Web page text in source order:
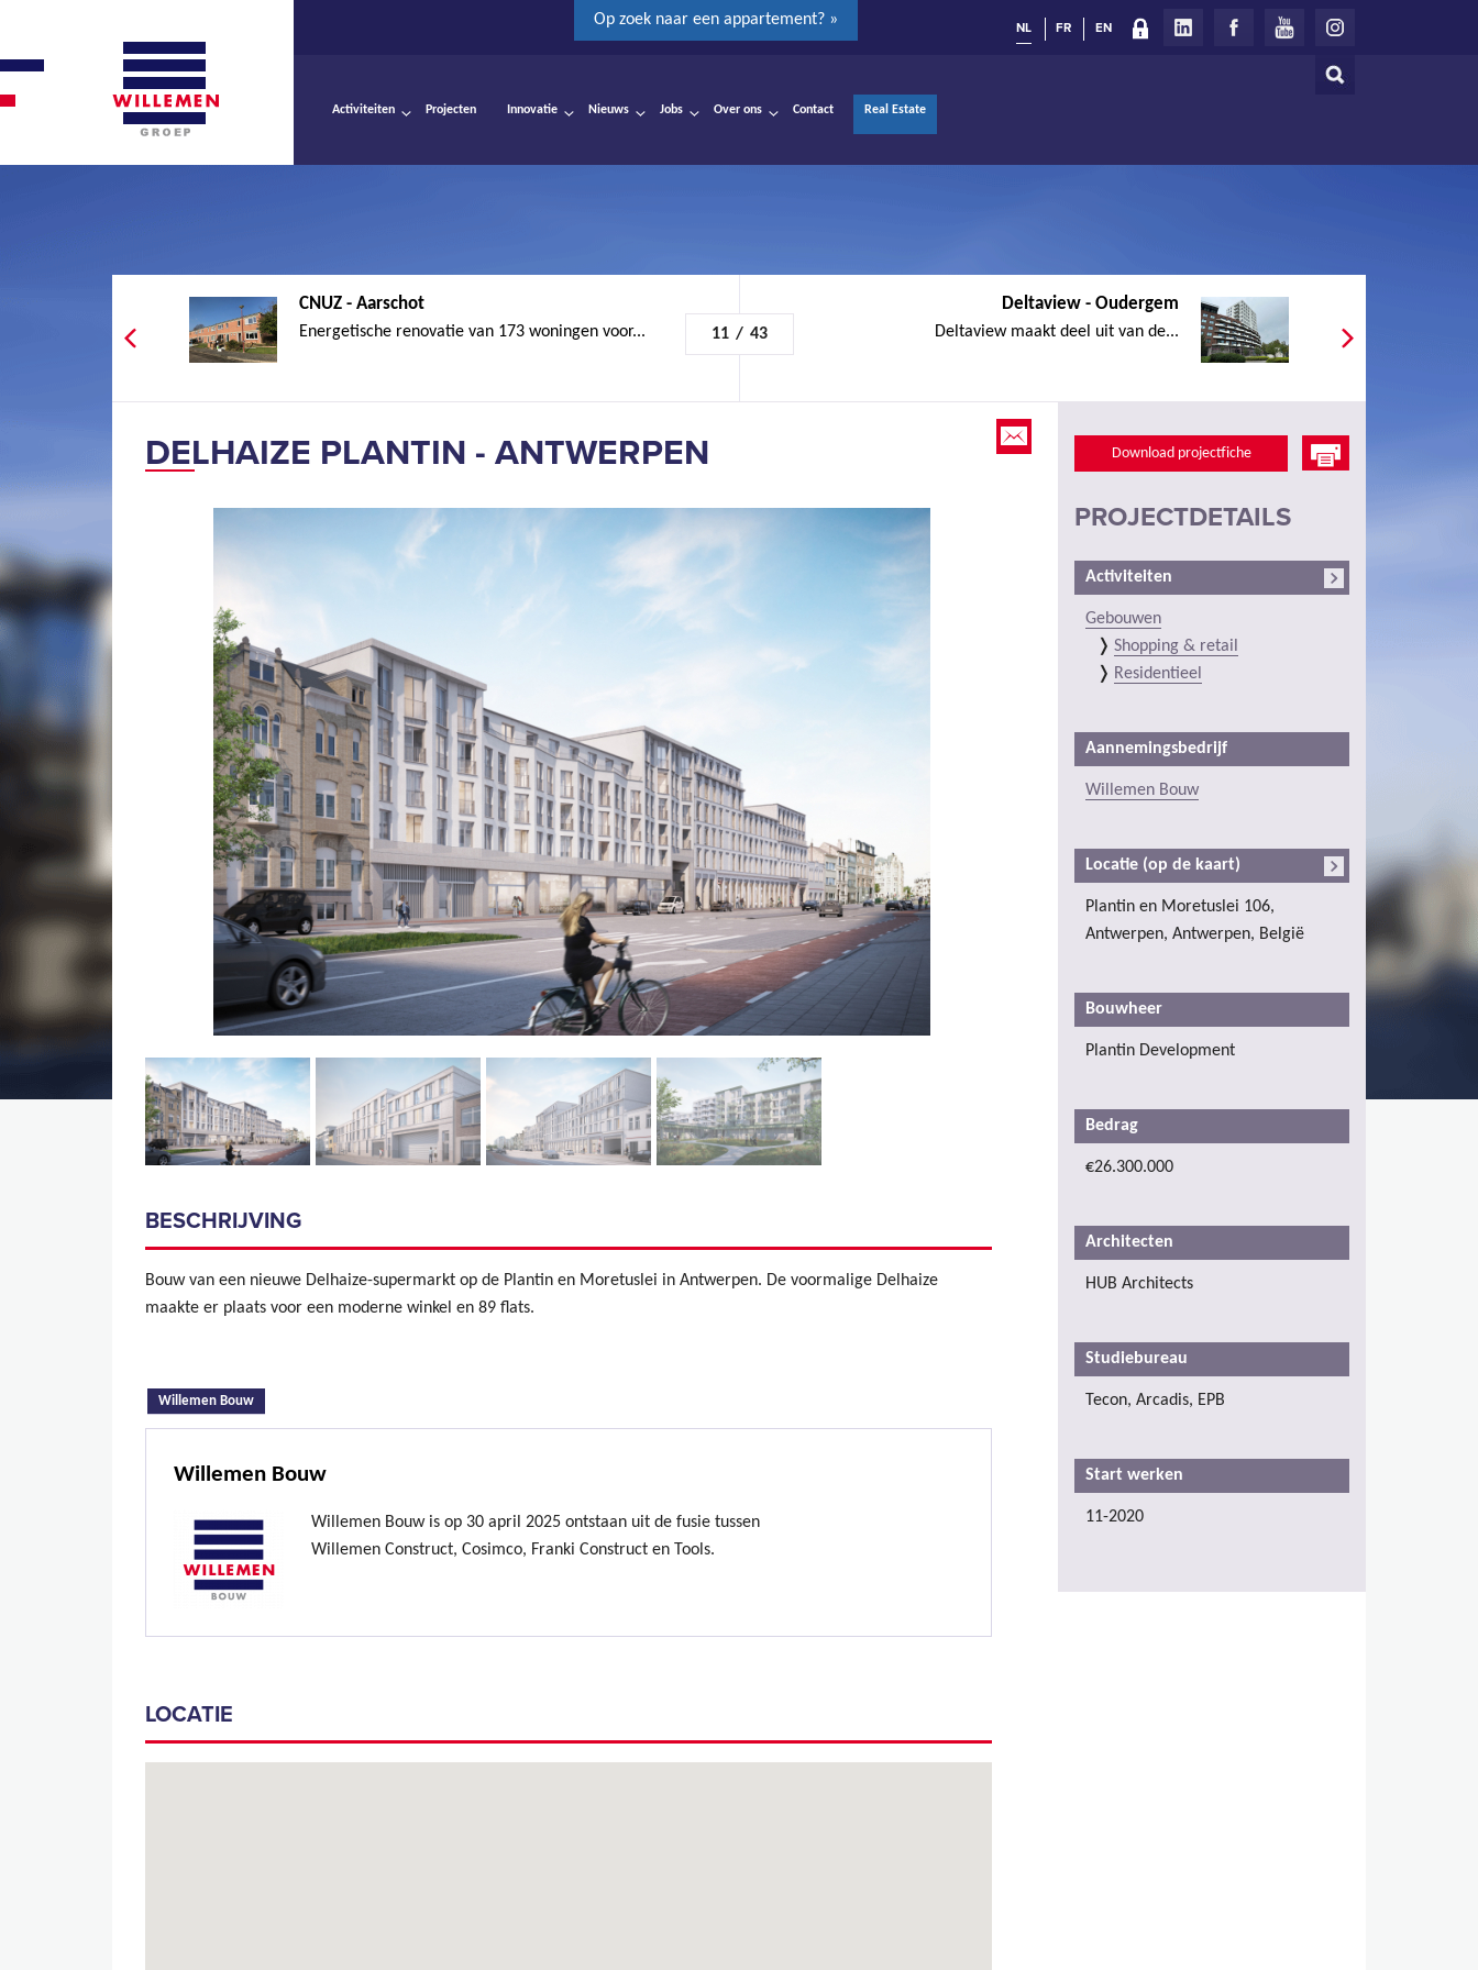
Op zoek naar een appartement? »
Zoeken
NL FR EN
Activiteiten Projecten Innovatie Nieuws Jobs Over ons Contact Real Estate
CNUZ - Aarschot
Energetische renovatie van 173 woningen voor... 11 / 43
Deltaview - Oudergem
Deltaview maakt deel uit van de...
DELHAIZE PLANTIN - ANTWERPEN
BESCHRIJVING
Bouw van een nieuwe Delhaize-supermarkt op de Plantin en Moretuslei in Antwerpen. De voormalige Delhaize
maakte er plaats voor een moderne winkel en 89 flats.
Willemen Bouw
Willemen Bouw
Willemen Bouw is op 30 april 2025 ontstaan uit de fusie tussen
Willemen Construct, Cosimco, Franki Construct en Tools.
LOCATIE
Download projectfiche
PROJECTDETAILS
Activiteiten
Gebouwen
Shopping & retail
Residentieel
Aannemingsbedrijf
Willemen Bouw
Locatie (op de kaart)
Plantin en Moretuslei 106,
Antwerpen, Antwerpen, België
Bouwheer
Plantin Development
Bedrag
€26.300.000
Architecten
HUB Architects
Studiebureau
Tecon, Arcadis, EPB
Start werken
11-2020